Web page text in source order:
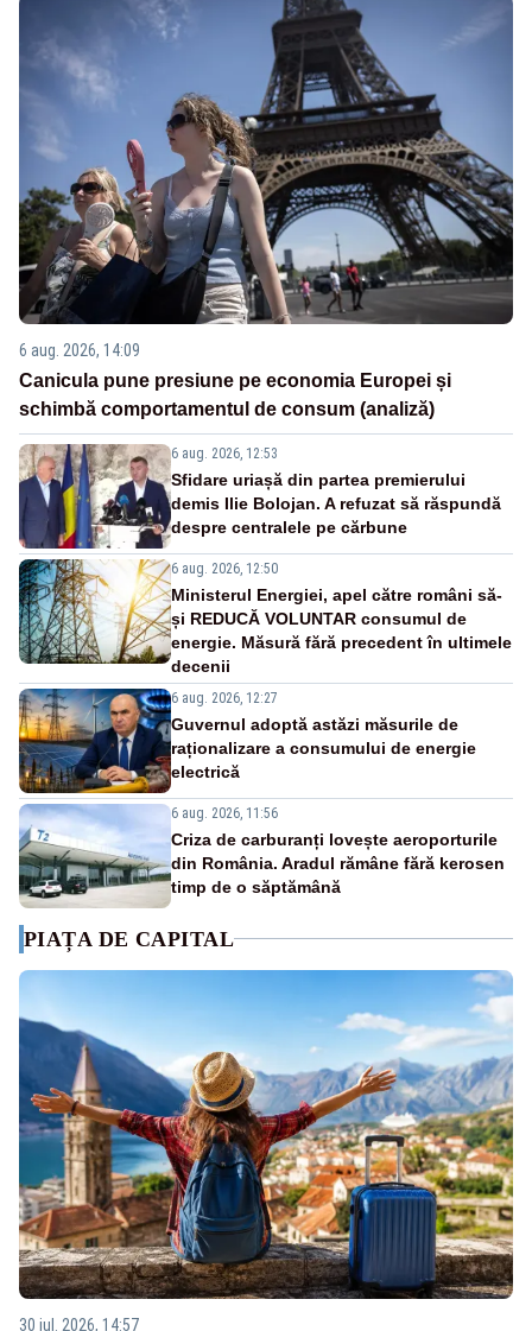
6 aug. 2026, 14:09
Canicula pune presiune pe economia Europei și
schimbă comportamentul de consum (analiză)
6 aug. 2026, 12:53
Sfidare uriașă din partea premierului
demis Ilie Bolojan. A refuzat să răspundă
despre centralele pe cărbune
6 aug. 2026, 12:50
Ministerul Energiei, apel către români să-
și REDUCĂ VOLUNTAR consumul de
energie. Măsură fără precedent în ultimele
decenii
6 aug. 2026, 12:27
Guvernul adoptă astăzi măsurile de
raționalizare a consumului de energie
electrică
6 aug. 2026, 11:56
Criza de carburanți lovește aeroporturile
din România. Aradul rămâne fără kerosen
timp de o săptămână
PIAȚA DE CAPITAL
30 iul. 2026, 14:57